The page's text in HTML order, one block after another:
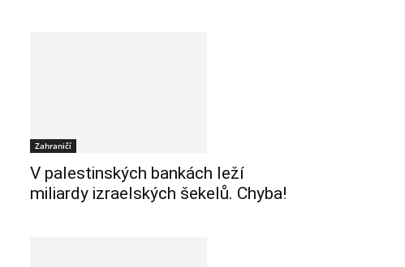
Zahraničí
V palestinských bankách leží
miliardy izraelských šekelů. Chyba!